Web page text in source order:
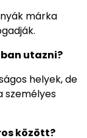
márka
utazni?
helyek, de
személyes
között?